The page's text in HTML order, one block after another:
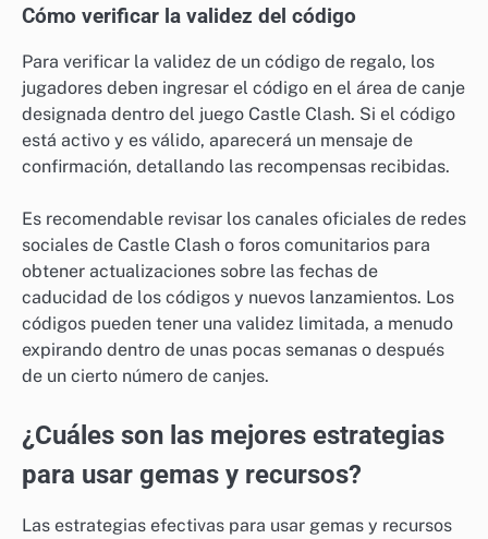
Cómo verificar la validez del código
Para verificar la validez de un código de regalo, los
jugadores deben ingresar el código en el área de canje
designada dentro del juego Castle Clash. Si el código
está activo y es válido, aparecerá un mensaje de
confirmación, detallando las recompensas recibidas.
Es recomendable revisar los canales oficiales de redes
sociales de Castle Clash o foros comunitarios para
obtener actualizaciones sobre las fechas de
caducidad de los códigos y nuevos lanzamientos. Los
códigos pueden tener una validez limitada, a menudo
expirando dentro de unas pocas semanas o después
de un cierto número de canjes.
¿Cuáles son las mejores estrategias
para usar gemas y recursos?
Las estrategias efectivas para usar gemas y recursos